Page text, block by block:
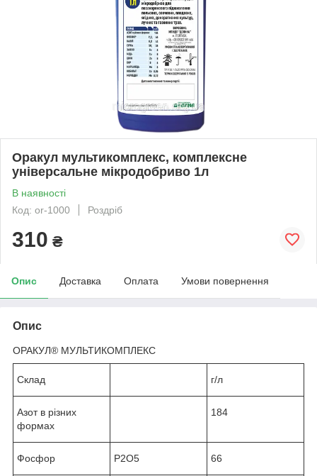
Оракул мультикомплекс, комплексне
універсальне мікродобриво 1л
В наявності
Код: or-1000
Роздріб
310 ₴
Опис Доставка Оплата Умови повернення
Опис
ОРАКУЛ® МУЛЬТИКОМПЛЕКС
Склад г/л
Азот в різних
формах
184
Фосфор P2O5 66